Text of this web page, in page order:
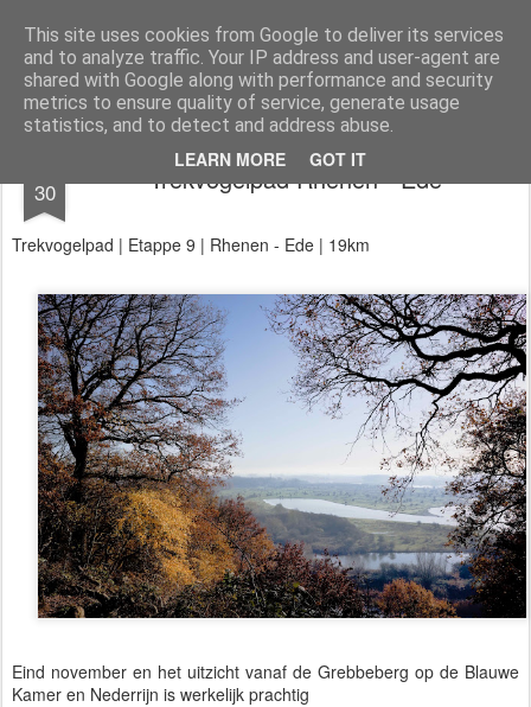
This site uses cookies from Google to deliver its services
and to analyze traffic. Your IP address and user-agent are
shared with Google along with performance and security
metrics to ensure quality of service, generate usage
statistics, and to detect and address abuse.
LEARN MORE GOT IT
Aan de wind een wandelblog
Kaart Dagtochten LAW's Buitenland E2 E9 GR12
30 Trekvogelpad Rhenen - Ede
Trekvogelpad | Etappe 9 | Rhenen - Ede | 19km
Eind november en het uitzicht vanaf de Grebbeberg op de Blauwe
Kamer en Nederrijn is werkelijk prachtig